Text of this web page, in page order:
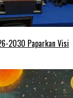
2030 Paparkan Visi